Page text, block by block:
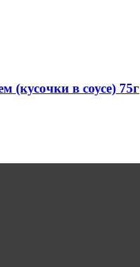
(кусочки в соусе) 75г